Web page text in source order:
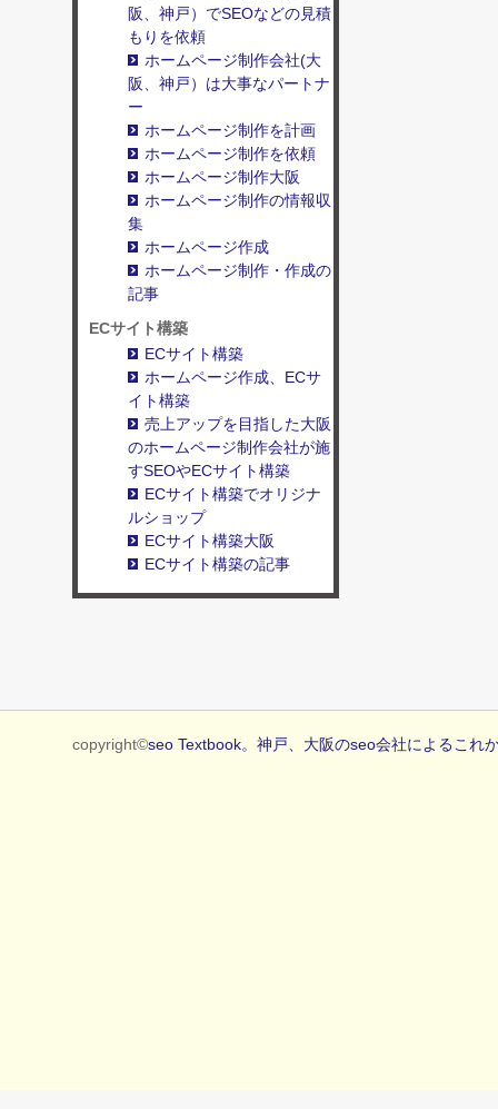
阪、神戸）でSEOなどの見積
もりを依頼
ホームページ制作会社(大
阪、神戸）は大事なパートナ
ー
ホームページ制作を計画
ホームページ制作を依頼
ホームページ制作大阪
ホームページ制作の情報収
集
ホームページ作成
ホームページ制作・作成の
記事
ECサイト構築
ECサイト構築
ホームページ作成、ECサ
イト構築
売上アップを目指した大阪
のホームページ制作会社が施
すSEOやECサイト構築
ECサイト構築でオリジナ
ルショップ
ECサイト構築大阪
ECサイト構築の記事
copyright©seo Textbook。神戸、大阪のseo会社によるこれ